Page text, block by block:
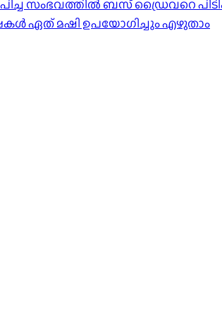
സംഭവത്തിൽ ബസ് ഡ്രൈവറെ
ഏത് മഷി ഉപയോഗിച്ചും എഴുതാം